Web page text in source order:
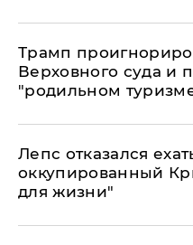
Трамп
Верховного суда и
"родильном
Лепс отказался
оккупированный
для жизни"